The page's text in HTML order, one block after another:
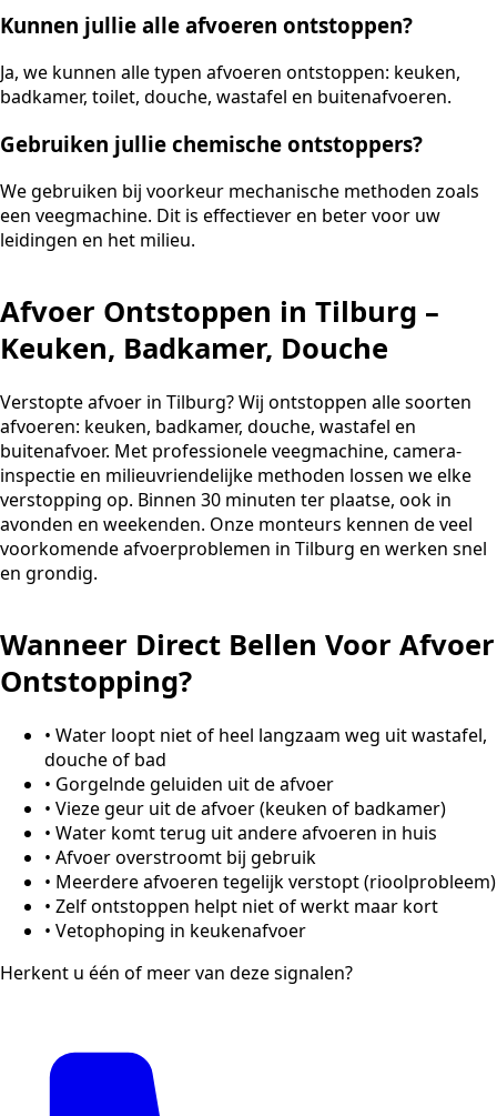
Kunnen jullie alle afvoeren ontstoppen?
Ja, we kunnen alle typen afvoeren ontstoppen: keuken,
badkamer, toilet, douche, wastafel en buitenafvoeren.
Gebruiken jullie chemische ontstoppers?
We gebruiken bij voorkeur mechanische methoden zoals
een veegmachine. Dit is effectiever en beter voor uw
leidingen en het milieu.
Afvoer Ontstoppen in Tilburg –
Keuken, Badkamer, Douche
Verstopte afvoer in Tilburg? Wij ontstoppen alle soorten
afvoeren: keuken, badkamer, douche, wastafel en
buitenafvoer. Met professionele veegmachine, camera-
inspectie en milieuvriendelijke methoden lossen we elke
verstopping op. Binnen 30 minuten ter plaatse, ook in
avonden en weekenden. Onze monteurs kennen de veel
voorkomende afvoerproblemen in Tilburg en werken snel
en grondig.
Wanneer Direct Bellen Voor Afvoer
Ontstopping?
• Water loopt niet of heel langzaam weg uit wastafel,
douche of bad
• Gorgelnde geluiden uit de afvoer
• Vieze geur uit de afvoer (keuken of badkamer)
• Water komt terug uit andere afvoeren in huis
• Afvoer overstroomt bij gebruik
• Meerdere afvoeren tegelijk verstopt (rioolprobleem)
• Zelf ontstoppen helpt niet of werkt maar kort
• Vetophoping in keukenafvoer
Herkent u één of meer van deze signalen?